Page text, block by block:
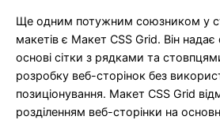
Ще одним потужним союзником у
макетів є Макет CSS Grid. Він
основі сітки з рядками та
розробку веб-сторінок без
позиціонування. Макет CSS Grid
розділенням веб-сторінки на